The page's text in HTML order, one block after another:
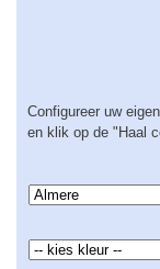
Configureer uw
en klik op de "Haal